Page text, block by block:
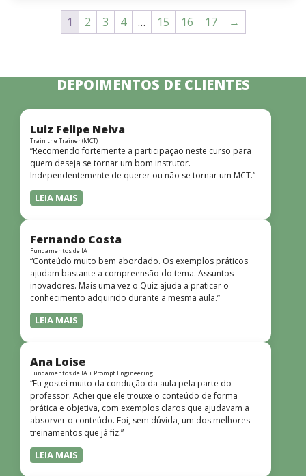
1 2 3 4 … 15 16 17 →
DEPOIMENTOS DE CLIENTES
Luiz Felipe Neiva
Train the Trainer (MCT)
“Recomendo fortemente a participação neste curso para
quem deseja se tornar um bom instrutor.
Independentemente de querer ou não se tornar um MCT.”
LEIA MAIS
Fernando Costa
Fundamentos de IA
“Conteúdo muito bem abordado. Os exemplos práticos
ajudam bastante a compreensão do tema. Assuntos
inovadores. Mais uma vez o Quiz ajuda a praticar o
conhecimento adquirido durante a mesma aula.”
LEIA MAIS
Ana Loise
Fundamentos de IA + Prompt Engineering
“Eu gostei muito da condução da aula pela parte do
professor. Achei que ele trouxe o conteúdo de forma
prática e objetiva, com exemplos claros que ajudavam a
absorver o conteúdo. Foi, sem dúvida, um dos melhores
treinamentos que já fiz.”
LEIA MAIS